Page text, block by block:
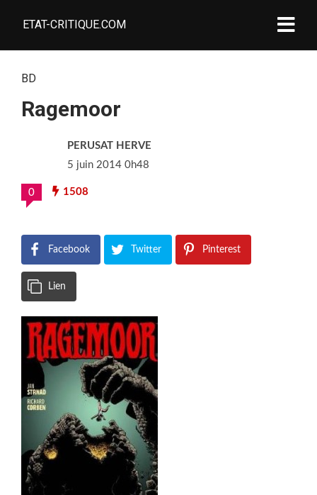
ETAT-CRITIQUE.COM
BD
Ragemoor
PERUSAT HERVE
5 juin 2014 0h48
0 1508
Facebook Twitter Pinterest
Lien